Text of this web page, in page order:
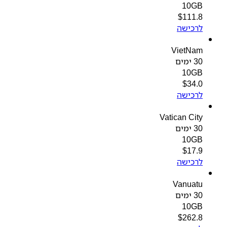
10GB
$111.8
לרכישה
VietNam
10GB
$34.0
לרכישה
Vatican City
10GB
$17.9
לרכישה
Vanuatu
10GB
$262.8